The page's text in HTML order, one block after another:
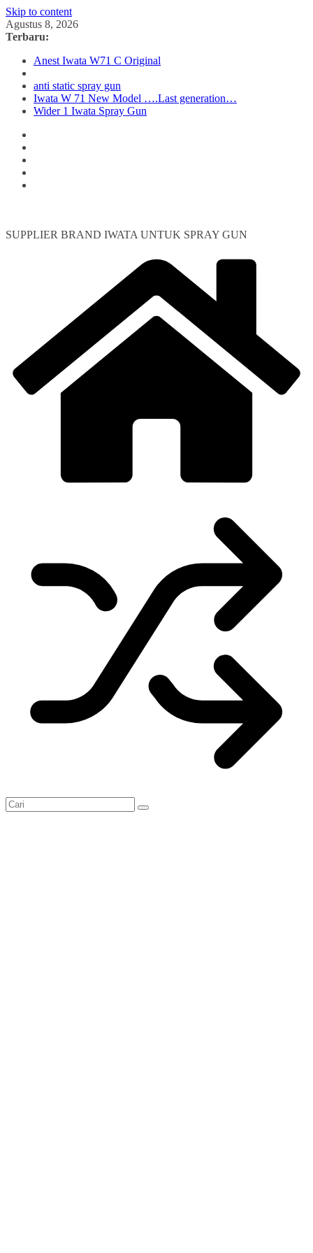
Skip to content
Agustus 8, 2026
Terbaru:
Anest Iwata W71 C Original
anti static spray gun
Iwata W 71 New Model ….Last generation…
Wider 1 Iwata Spray Gun
SUPPLIER BRAND IWATA UNTUK SPRAY GUN